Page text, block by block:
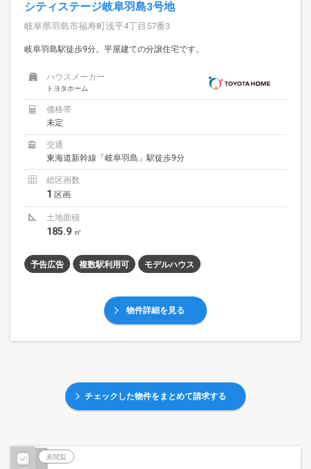
シティステージ岐阜羽島3号地
岐阜県羽島市福寿町浅平4丁目57番3
岐阜羽島駅徒歩9分。平屋建ての分譲住宅です。
ハウスメーカー
トヨタホーム
価格帯
未定
交通
東海道新幹線「岐阜羽島」駅徒歩9分
総区画数
1 区画
土地面積
185.9 ㎡
予告広告 複数駅利用可 モデルハウス
物件詳細を見る
チェックした物件をまとめて請求する
未閲覧